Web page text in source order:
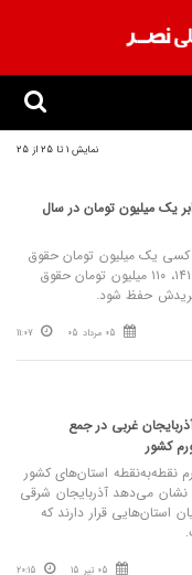
نمایش 1 تا 25 از 25
یک میلیون تومان در سال
نصر: اگر در سال ۱۴۰۱ کسی یک میلیون تومان حقوق
می‌گرفت باید در سال ۱۴۱۰، ۱۱۰ میلیون تومان حقوق
حفظ شود.
05 مرداد 05 11:07
غربی در جمع
کشور
نقطه‌به‌نقطه استان‌های کشور
از ابتدای فروردین ۱۴۰۴ نشان می‌دهد آذربایجان شرقی
استان‌هایی قرار دارند که
05 تیر 15 20:15